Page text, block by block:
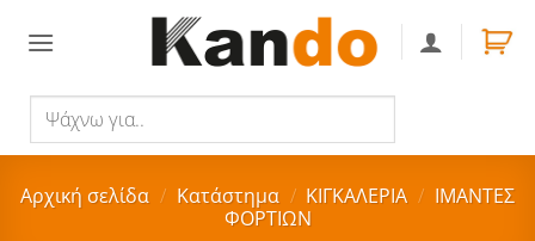
για..
Αρχική σελίδα / Κατάστημα / ΚΙΓΚΑΛΕΡΙΑ / ΙΜΑΝΤΕΣ
ΦΟΡΤΙΩΝ